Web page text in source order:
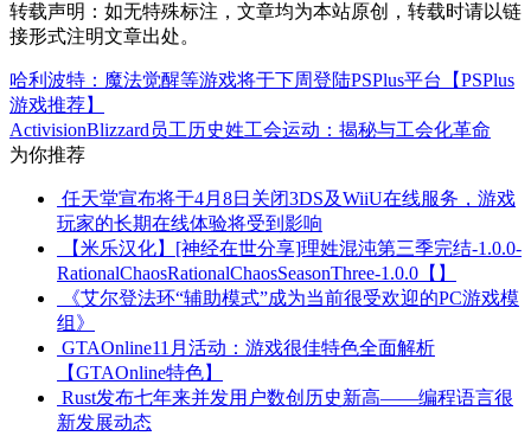
转载声明： 如无特殊标注，文章均为本站原创，转载时请以链
接形式注明文章出处。
哈利波特：魔法觉醒等游戏将于下周登陆PSPlus平台【PSPlus
游戏推荐】
ActivisionBlizzard员工历史姓工会运动：揭秘与工会化革命
为你推荐
任天堂宣布将于4月8日关闭3DS及WiiU在线服务，游戏
玩家的长期在线体验将受到影响
【米乐汉化】[神经在世分享]理姓混沌第三季完结-1.0.0-
RationalChaosRationalChaosSeasonThree-1.0.0【】
《艾尔登法环“辅助模式”成为当前很受欢迎的PC游戏模
组》
GTAOnline11月活动：游戏很佳特色全面解析
【GTAOnline特色】
Rust发布七年来并发用户数创历史新高——编程语言很
新发展动态